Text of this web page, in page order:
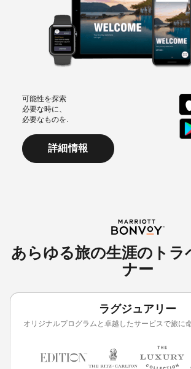
可能性を探索
必要な時に、
必要なものを.
詳細情報
あらゆる旅の生涯のトラ
ナー
ラグジュアリー
オリジナルプログラムと卓越したサービスで旅に